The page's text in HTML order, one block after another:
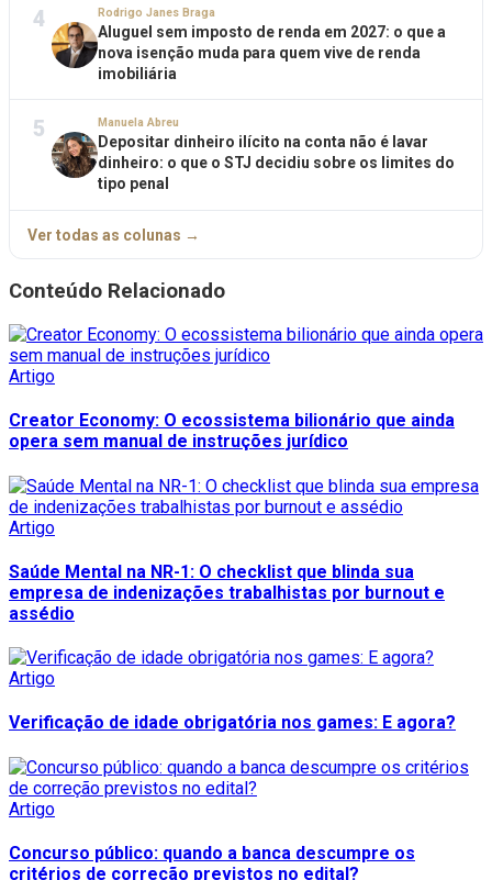
4 Rodrigo Janes Braga
Aluguel sem imposto de renda em 2027: o que a
nova isenção muda para quem vive de renda
imobiliária
5 Manuela Abreu
Depositar dinheiro ilícito na conta não é lavar
dinheiro: o que o STJ decidiu sobre os limites do
tipo penal
Ver todas as colunas →
Conteúdo Relacionado
Artigo
Creator Economy: O ecossistema bilionário que ainda
opera sem manual de instruções jurídico
Artigo
Saúde Mental na NR-1: O checklist que blinda sua
empresa de indenizações trabalhistas por burnout e
assédio
Artigo
Verificação de idade obrigatória nos games: E agora?
Artigo
Concurso público: quando a banca descumpre os
critérios de correção previstos no edital?